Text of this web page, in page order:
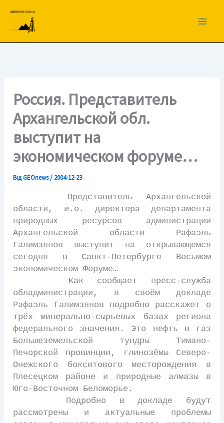
вмісту
Россия. Представитель
Архангельской обл.
выступит на
экономическом форуме…
ВідGEOnews/ 2004-12-23
Представитель Архангельской
области, и.о. директора департамента
природных ресурсов администрации
Архангельской области Рафаэль
Галимзянов выступит на открывающемся
сегодня в Санкт-Петербурге Восьмом
экономическом Форуме…
Как сообщает пресс-служба
обладминистрации, в своём докладе
Рафаэль Галимзянов подробно расскажет о
трёх минерально-сырьевых базах региона
федерального значения. Это нефть и газ
Большеземельской тундры Тимано-
Печорской провинции, глинозёмы Северо-
Онежского бокситового месторождения в
Плесецком районе и природные алмазы в
Юго-Восточном Беломорье.
Подробно в докладе будут
рассмотрены и актуальные проблемы